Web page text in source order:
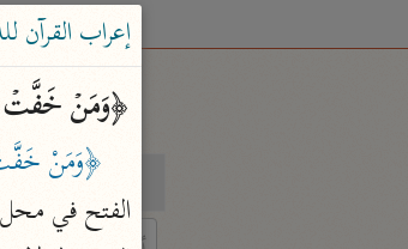
بحث
إعراب
﴿وَمَنۡ خَفَّتۡ
﴿وَمَنْ
الفتح في